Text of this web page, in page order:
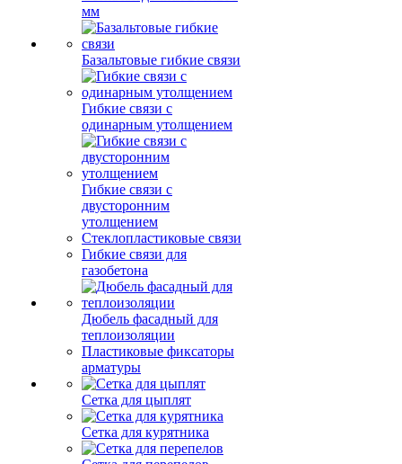
мм
Базальтовые гибкие связи
Гибкие связи с
одинарным утолщением
Гибкие связи с
двусторонним
утолщением
Стеклопластиковые связи
Гибкие связи для
газобетона
Дюбель фасадный для
теплоизоляции
Пластиковые фиксаторы
арматуры
Сетка для цыплят
Сетка для курятника